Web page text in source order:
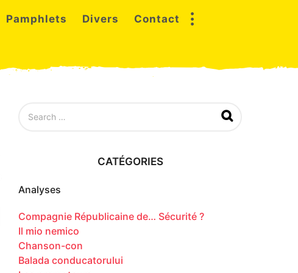
Pamphlets Divers Contact
o
:
CATÉGORIES
Analyses
Compagnie Républicaine de… Sécurité ?
Il mio nemico
Chanson-con
Balada conducatorului